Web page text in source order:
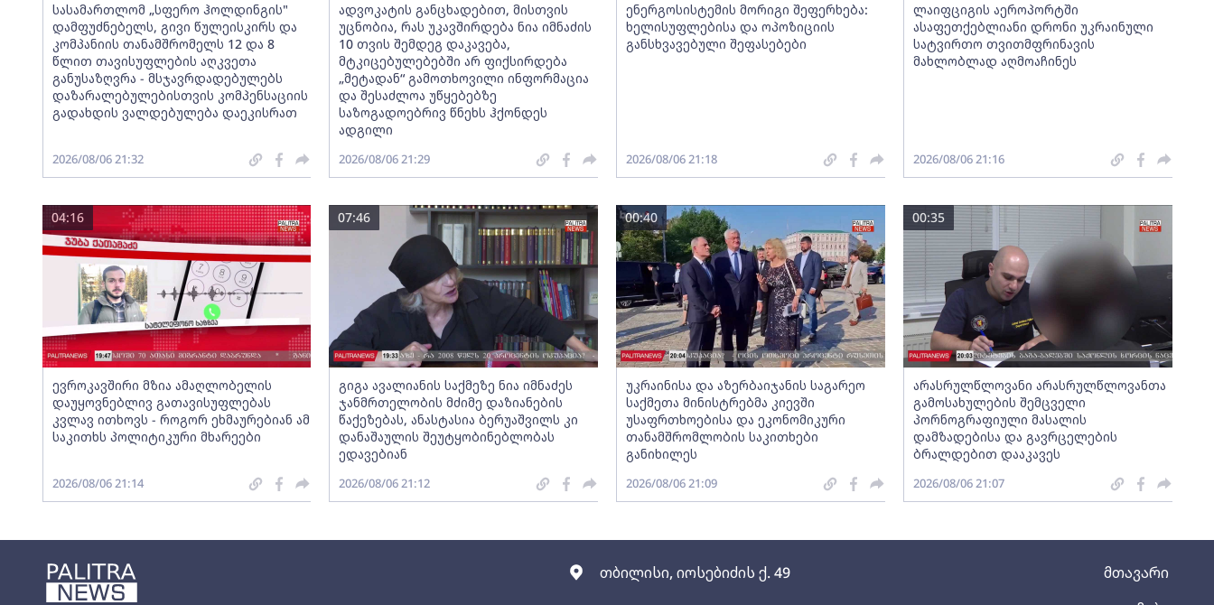
თბილისი, იოსებიძის ქ. 49
მთავარი
სასამართლომ „სფერო ჰოლდინგის"
დამფუძნებელს, გივი წულეისკირს და
კომპანიის თანამშრომელს 12 და 8
წლით თავისუფლების აღკვეთა
განუსაზღვრა - მსჯავრდადებულებს
დაზარალებულებისთვის კომპენსაციის
გადახდის ვალდებულება დაეკისრათ
2026/08/06 21:32
ადვოკატის განცხადებით, მისთვის
უცნობია, რას უკავშირდება ნია იმნაძის
10 თვის შემდეგ დაკავება,
მტკიცებულებებში არ ფიქსირდება
„მეტადან“ გამოთხოვილი ინფორმაცია
და შესაძლოა უწყებებზე
საზოგადოებრივ წნეხს ჰქონდეს
ადგილი
2026/08/06 21:29
ენერგოსისტემის მორიგი შეფერხება:
ხელისუფლებისა და ოპოზიციის
განსხვავებული შეფასებები
2026/08/06 21:18
ლაიფციგის აეროპორტში
ასაფეთქებლიანი დრონი უკრაინული
სატვირთო თვითმფრინავის
მახლობლად აღმოაჩინეს
2026/08/06 21:16
ევროკავშირი მზია ამაღლობელის
დაუყოვნებლივ გათავისუფლებას
კვლავ ითხოვს - როგორ ეხმაურებიან ამ
საკითხს პოლიტიკური მხარეები
04:16
2026/08/06 21:14
გიგა ავალიანის საქმეზე ნია იმნაძეს
ჯანმრთელობის მძიმე დაზიანების
წაქეზებას, ანასტასია ბერუაშვილს კი
დანაშაულის შეუტყობინებლობას
ედავებიან
07:46
2026/08/06 21:12
უკრაინისა და აზერბაიჯანის საგარეო
საქმეთა მინისტრებმა კიევში
უსაფრთხოებისა და ეკონომიკური
თანამშრომლობის საკითხები
განიხილეს
00:40
2026/08/06 21:09
არასრულწლოვანი არასრულწლოვანთა
გამოსახულების შემცველი
პორნოგრაფიული მასალის
დამზადებისა და გავრცელების
ბრალდებით დააკავეს
00:35
2026/08/06 21:07